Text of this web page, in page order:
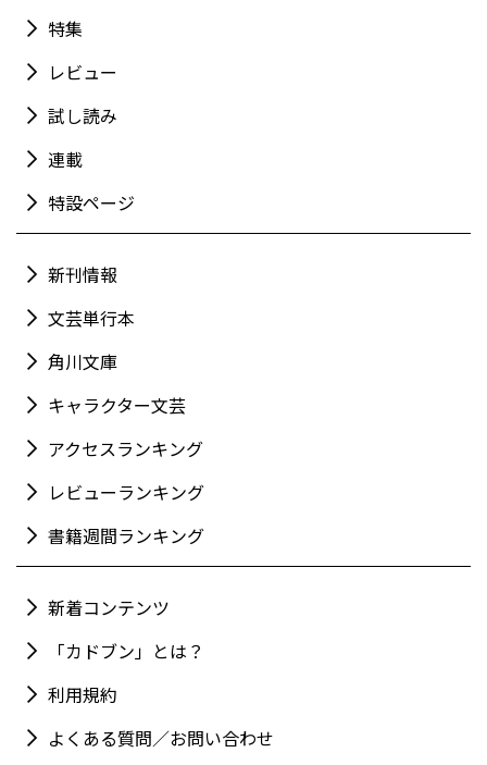
特集
レビュー
試し読み
連載
特設ページ
新刊情報
文芸単行本
角川文庫
キャラクター文芸
アクセスランキング
レビューランキング
書籍週間ランキング
新着コンテンツ
「カドブン」とは？
利用規約
よくある質問／お問い合わせ